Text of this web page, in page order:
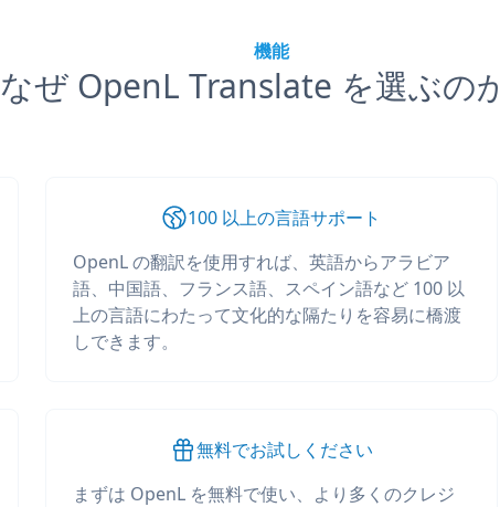
機能
なぜ OpenL Translate を選ぶの
100 以上の言語サポート
OpenL の翻訳を使用すれば、英語からアラビア
語、中国語、フランス語、スペイン語など 100 以
上の言語にわたって文化的な隔たりを容易に橋渡
しできます。
無料でお試しください
まずは OpenL を無料で使い、より多くのクレジ